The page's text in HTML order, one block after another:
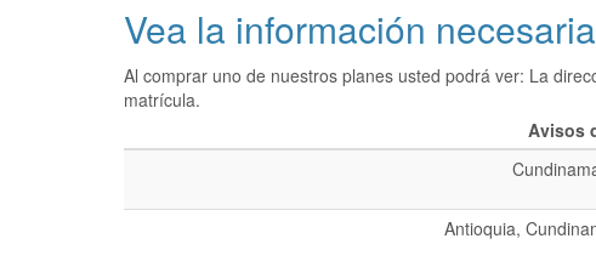
Vea la información
Al comprar uno de nuestros planes usted podrá ver: La
matrícula.
Avisos
Antioquia,